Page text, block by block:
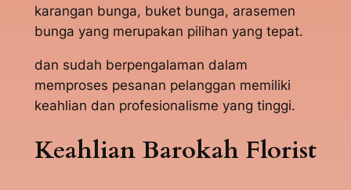
karangan bunga, buket bunga, arasemen
bunga yang merupakan pilihan yang tepat.
dan sudah berpengalaman dalam
memproses pesanan pelanggan memiliki
keahlian dan profesionalisme yang tinggi.
Keahlian Barokah Florist